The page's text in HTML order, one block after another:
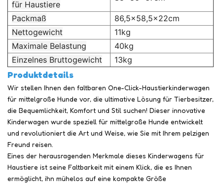
für Haustiere
Packmaß
86,5x58,5x22cm
Nettogewicht
11kg
Maximale Belastung
40kg
Einzelnes Bruttogewicht
13kg
Produktdetails
Wir stellen Ihnen den faltbaren One-Click-Haustierkinderwagen
für mittelgroße Hunde vor, die ultimative Lösung für Tierbesitzer,
die Bequemlichkeit, Komfort und Stil suchen! Dieser innovative
Kinderwagen wurde speziell für mittelgroße Hunde entwickelt
und revolutioniert die Art und Weise, wie Sie mit Ihrem pelzigen
Freund reisen.
Eines der herausragenden Merkmale dieses Kinderwagens für
Haustiere ist seine Faltbarkeit mit einem Klick, die es Ihnen
ermöglicht, ihn mühelos auf eine kompakte Größe